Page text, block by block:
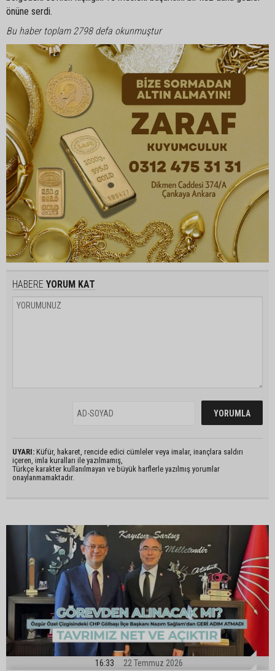
önüne serdi.
Bu haber toplam 2798 defa okunmuştur
HABERE YORUM KAT
UYARI: Küfür, hakaret, rencide edici cümleler veya imalar, inançlara saldırı
içeren, imla kuralları ile yazılmamış,
Türkçe karakter kullanılmayan ve büyük harflerle yazılmış yorumlar
onaylanmamaktadır.
16:33 22 Temmuz 2026